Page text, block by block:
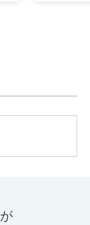
が